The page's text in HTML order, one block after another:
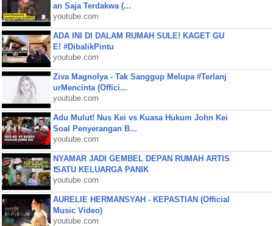
an Saja Terdakwa (...
youtube.com
ADA INI DI DALAM RUMAH SULE! KAGET GU
E! #DibalikPintu
youtube.com
Ziva Magnolya - Tak Sanggup Melupa #Terlanj
urMencinta (Offici...
youtube.com
Adu Mulut! Nus Kei vs Kuasa Hukum John Kei
Soal Penyerangan B...
youtube.com
NYAMAR JADI GEMBEL DEPAN RUMAH ARTIS
❗SATU KELUARGA PANIK
youtube.com
AURELIE HERMANSYAH - KEPASTIAN (Official
Music Video)
youtube.com